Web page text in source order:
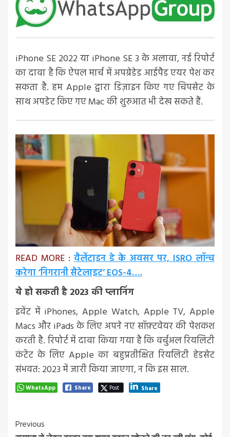
iPhone SE 2022 या iPhone SE 3 के अलावा, नई रिपोर्ट
का दावा है कि ऐपल मार्च में अपग्रेडेड आईपैड एयर पेश कर
सकता है. हम Apple द्वारा डिज़ाइन किए गए चिपसेट के
साथ अपडेट किए गए Mac की शुरुआत भी देख सकते हैं.
READ MORE : वैलेंटाइन डे के अवसर पर, ISRO लॉन्च
करेगा ‘निगरानी सैटेलाइट’ EOS-4….
ये हो सकती है 2023 की प्लानिंग
इवेंट में iPhones, Apple Watch, Apple TV, Apple
Macs और iPads के लिए अपने नए सॉफ़्टवेयर की पेशकश
करती है. रिपोर्ट में दावा किया गया है कि वर्चुअल रियलिटी
कंटेंट के लिए Apple का बहुप्रतीक्षित रियलिटी हेडसेट
संभवत: 2023 में जारी किया जाएगा, न कि इस साल.
WhatsApp Share Post Share
Post
Previous